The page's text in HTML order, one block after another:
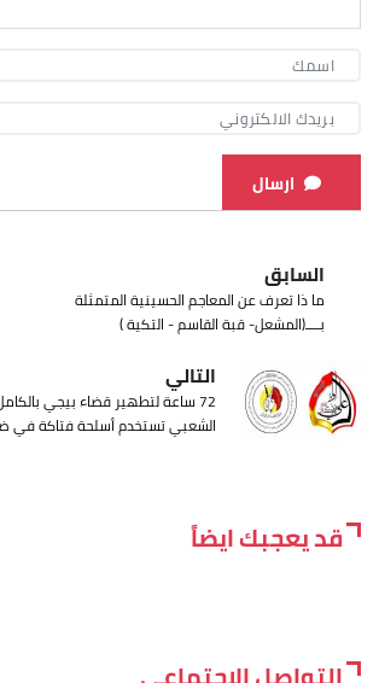
ارسال
السابق
ما ذا تعرف عن المعاجم الحسينية المتمثلة
بــــ(المشعل- قبة القاسم - التكية )
التالي
72 ساعة لتطهير قضاء بيجي
الشعبي تستخدم أسلحة فتاكة
قد يعجبك ايضاً